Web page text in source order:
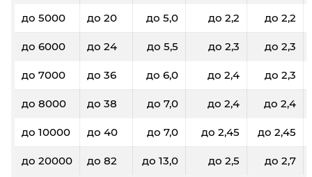
до 5000 до 20 до 5,0 до 2,2 до 2,2
до 6000 до 24 до 5,5 до 2,3 до 2,3
до 7000 до 36 до 6,0 до 2,4 до 2,3
до 8000 до 38 до 7,0 до 2,4 до 2,4
до 10000 до 40 до 7,0 до 2,45 до 2,45
до 20000 до 82 до 13,0 до 2,5 до 2,7